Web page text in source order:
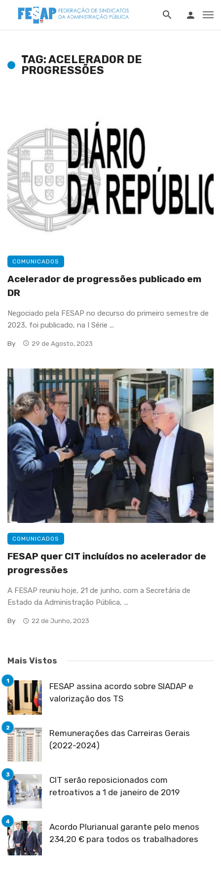
TAG: ACELERADOR DE
PROGRESSÕES
COMUNICADOS
Acelerador de progressões publicado em
DR
Negociado pela FESAP no decurso do primeiro semestre de
2023, foi publicado, na I Série ...
By 29 de Agosto, 2023
COMUNICADOS
FESAP quer CIT incluídos no acelerador de
progressões
A FESAP reuniu hoje, 21 de junho, com a Secretária de
Estado da Administração Pública, ...
By 22 de Junho, 2023
Mais Vistos
FESAP assina acordo sobre SIADAP e
valorização dos TS
Remunerações das Carreiras Gerais
(2022-2024)
CIT serão reposicionados com
retroativos a 1 de janeiro de 2019
Acordo Plurianual garante pelo menos
234,20 € para todos os trabalhadores